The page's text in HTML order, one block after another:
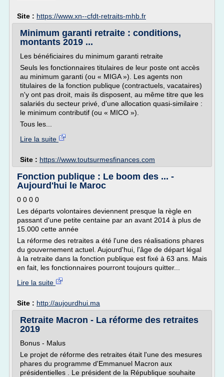
Site : https://www.xn--cfdt-retraits-mhb.fr
Minimum garanti retraite : conditions,
montants 2019 ...
Les bénéficiaires du minimum garanti retraite
Seuls les fonctionnaires titulaires de leur poste ont accès
au minimum garanti (ou « MIGA »). Les agents non
titulaires de la fonction publique (contractuels, vacataires)
n'y ont pas droit, mais ils disposent, au même titre que les
salariés du secteur privé, d'une allocation quasi-similaire :
le minimum contributif (ou « MICO »).
Tous les...
Lire la suite
Site : https://www.toutsurmesfinances.com
Fonction publique : Le boom des ... -
Aujourd'hui le Maroc
0 0 0 0
Les départs volontaires deviennent presque la règle en
passant d'une petite centaine par an avant 2014 à plus de
15.000 cette année
La réforme des retraites a été l'une des réalisations phares
du gouvernement actuel. Aujourd'hui, l'âge de départ légal
à la retraite dans la fonction publique est fixé à 63 ans. Mais
en fait, les fonctionnaires pourront toujours quitter...
Lire la suite
Site : http://aujourdhui.ma
Retraite Macron - La réforme des retraites
2019
Bonus - Malus
Le projet de réforme des retraites était l'une des mesures
phares du programme d'Emmanuel Macron aux
présidentielles . Le président de la République souhaite